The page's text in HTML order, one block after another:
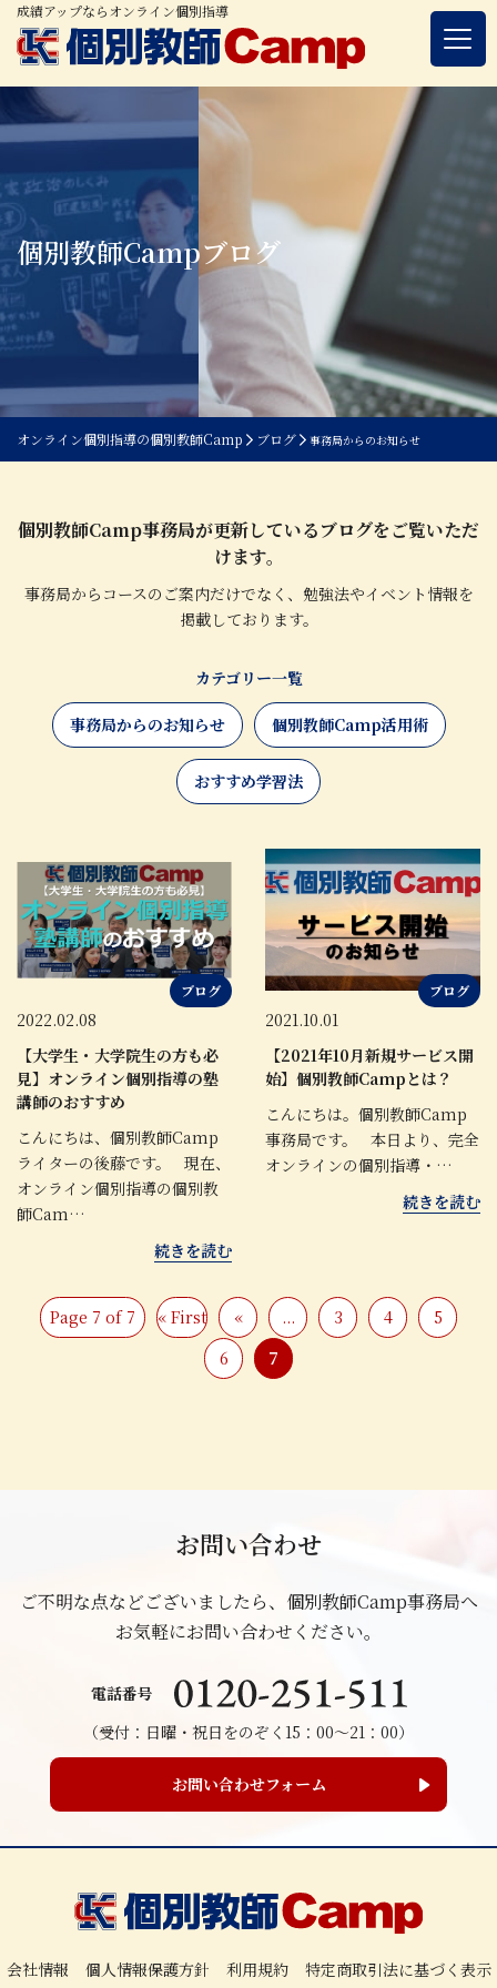
成績アップならオンライン個別指導
個別教師Campブログ
オンライン個別指導の個別教師Camp ブログ 事務局からのお知らせ
個別教師Camp事務局が更新しているブログをご覧いただ
けます。
事務局からコースのご案内だけでなく、勉強法やイベント情報を
掲載しております。
カテゴリー一覧
事務局からのお知らせ 個別教師Camp活用術
おすすめ学習法
ブログ
2022.02.08
【大学生・大学院生の方も必
見】オンライン個別指導の塾
講師のおすすめ
こんにちは、個別教師Camp
ライターの後藤です。 現在、
オンライン個別指導の個別教
師Cam…
続きを読む
ブログ
2021.10.01
【2021年10月新規サービス開
始】個別教師Campとは？
こんにちは。個別教師Camp
事務局です。 本日より、完全
オンラインの個別指導・…
続きを読む
Page 7 of 7 « First « ... 3 4
5
6
7
お問い合わせ
ご不明な点などございましたら、個別教師Camp事務局へ
お気軽にお問い合わせください。
電話番号
（受付：日曜・祝日をのぞく15：00～21：00）
お問い合わせフォーム
会社情報 個人情報保護方針 利用規約 特定商取引法に基づく表示